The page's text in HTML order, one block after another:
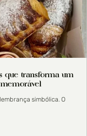
que transforma um
simbólica. O